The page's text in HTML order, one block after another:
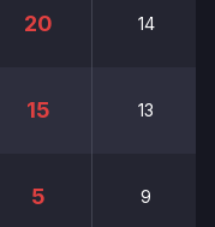
20 14
15 13
5 9